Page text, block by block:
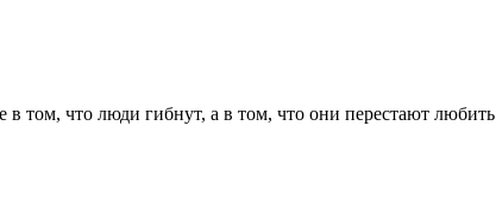
в том, что люди гибнут, а в том, что они перестают любить